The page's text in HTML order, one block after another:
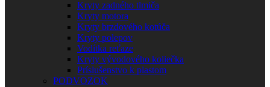
Kryty zadného tlmiča
Kryty motora
Kryty brzdového kotúča
Kryty polepov
Vodítka reťaze
Kryty vývodového koliečka
Príslušenstvo k plastom
PODVOZOK